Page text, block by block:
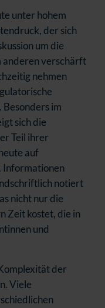
unter hohem
der sich
um die
anderen verschärft
nehmen
im
sich die
Teil ihrer
auf
Informationen
notiert
nicht nur die
Zeit kostet, die in
und
der
Viele